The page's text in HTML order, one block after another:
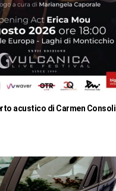
acustico di Carmen Consoli